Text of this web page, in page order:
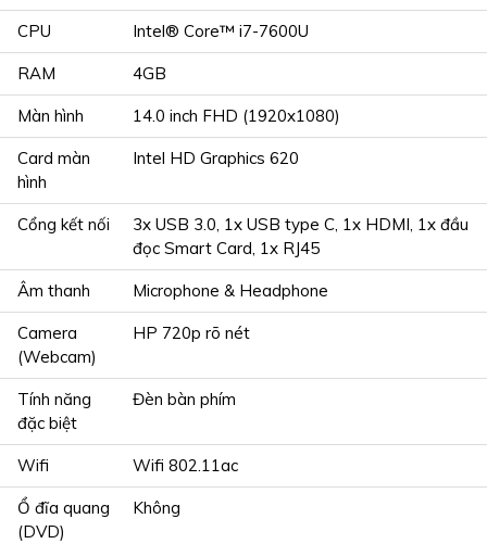
CPU Intel® Core™ i7-7600U
RAM 4GB
Màn hình 14.0 inch FHD (1920x1080)
Card màn
hình
Intel HD Graphics 620
Cổng kết nối
3x USB 3.0, 1x USB type C, 1x HDMI, 1x đầu
đọc Smart Card, 1x RJ45
Âm thanh Microphone & Headphone
Camera
(Webcam)
HP 720p rõ nét
Tính năng
đặc biệt
Đèn bàn phím
Wifi Wifi 802.11ac
Ổ đĩa quang
(DVD)
Không